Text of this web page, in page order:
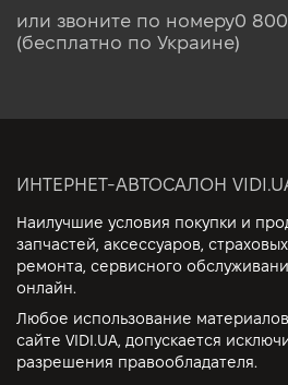
или звоните по номеру0
(бесплатно по Украине)
ИНТЕРНЕТ-АВТОСАЛОН
Наилучшие условия покупки и
запчастей, аксессуаров,
ремонта, сервисного
онлайн.
Любое использование
сайте VIDI.UA, допускается
разрешения правообладателя.